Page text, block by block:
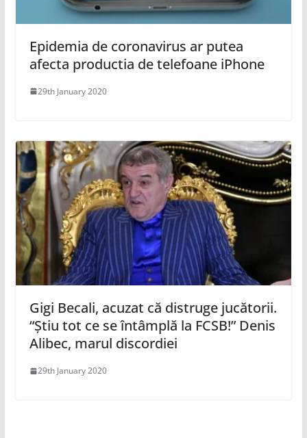
Epidemia de coronavirus ar putea
afecta productia de telefoane iPhone
29th January 2020
Gigi Becali, acuzat că distruge jucătorii.
“Știu tot ce se întâmplă la FCSB!” Denis
Alibec, marul discordiei
29th January 2020